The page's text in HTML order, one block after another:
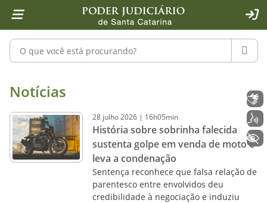
1 Ir para o conteúdo
2 Ir para a ferramenta de acessibilidade - Rybená
4 Ir para o menu principal
5 Ir para a pesquisa
6 Ir para o rodapé
7 Ir para a página inicial
Pesquisar no portal
Notícias - Imprensa - Poder
Notícias
28 julho2026 | 16h05min
História sobre sobrinha falecida
sustenta golpe em venda de moto e
leva a condenação
Sentença reconhece que falsa relação de
parentesco entre envolvidos deu
credibilidade à negociação e induziu
+ Acessibilidade